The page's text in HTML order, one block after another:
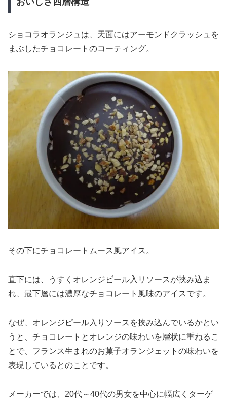
ショコラオランジュは、天面にはアーモンドクラッシュを
まぶしたチョコレートのコーティング。
その下にチョコレートムース風アイス。
直下には、うすくオレンジビール入リソースが挟み込ま
れ、最下層には濃厚なチョコレート風味のアイスです。
なぜ、オレンジピール入りソースを挟み込んでいるかとい
うと、チョコレートとオレンジの味わいを層状に重ねるこ
とで、フランス生まれのお菓子オランジェットの味わいを
表現しているとのことです。
メーカーでは、20代～40代の男女を中心に幅広くターゲ